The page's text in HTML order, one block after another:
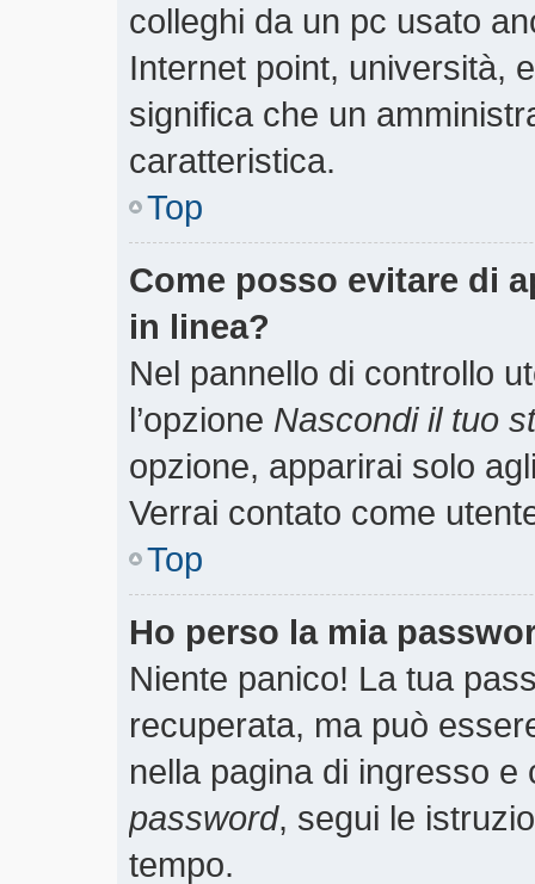
colleghi da un pc usato
Internet point, università,
significa che un
caratteristica.
Top
Come posso evitare di
in linea?
Nel pannello di controllo
l’opzione Nascondi il tuo
opzione, apparirai solo
Verrai contato come
Top
Ho perso la mia
Niente panico! La tua
recuperata, ma può
nella pagina di ingresso
password, segui le
tempo.